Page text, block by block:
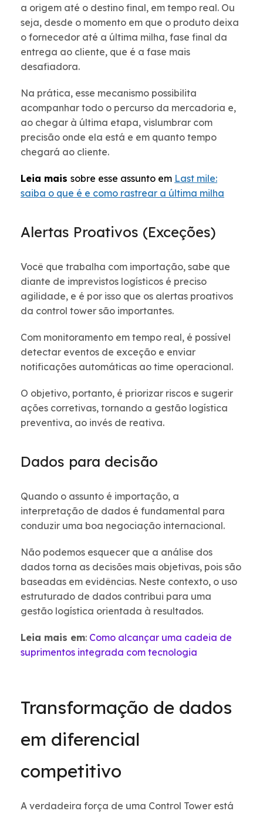
a origem até o destino final, em tempo real. Ou
seja, desde o momento em que o produto deixa
o fornecedor até a última milha, fase final da
entrega ao cliente, que é a fase mais
desafiadora.
Na prática, esse mecanismo possibilita
acompanhar todo o percurso da mercadoria e,
ao chegar à última etapa, vislumbrar com
precisão onde ela está e em quanto tempo
chegará ao cliente.
Leia mais sobre esse assunto em Last mile:
saiba o que é e como rastrear a última milha
Alertas Proativos (Exceções)
Você que trabalha com importação, sabe que
diante de imprevistos logísticos é preciso
agilidade, e é por isso que os alertas proativos
da control tower são importantes.
Com monitoramento em tempo real, é possível
detectar eventos de exceção e enviar
notificações automáticas ao time operacional.
O objetivo, portanto, é priorizar riscos e sugerir
ações corretivas, tornando a gestão logística
preventiva, ao invés de reativa.
Dados para decisão
Quando o assunto é importação, a
interpretação de dados é fundamental para
conduzir uma boa negociação internacional.
Não podemos esquecer que a análise dos
dados torna as decisões mais objetivas, pois são
baseadas em evidências. Neste contexto, o uso
estruturado de dados contribui para uma
gestão logística orientada à resultados.
Leia mais em: Como alcançar uma cadeia de
suprimentos integrada com tecnologia
Transformação de dados
em diferencial
competitivo
A verdadeira força de uma Control Tower está